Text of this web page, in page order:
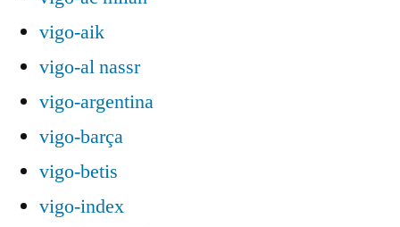
vigo-aik
vigo-al nassr
vigo-argentina
vigo-barça
vigo-betis
vigo-index